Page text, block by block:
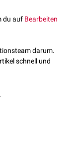
du auf Bearbeiten
darum.
schnell und